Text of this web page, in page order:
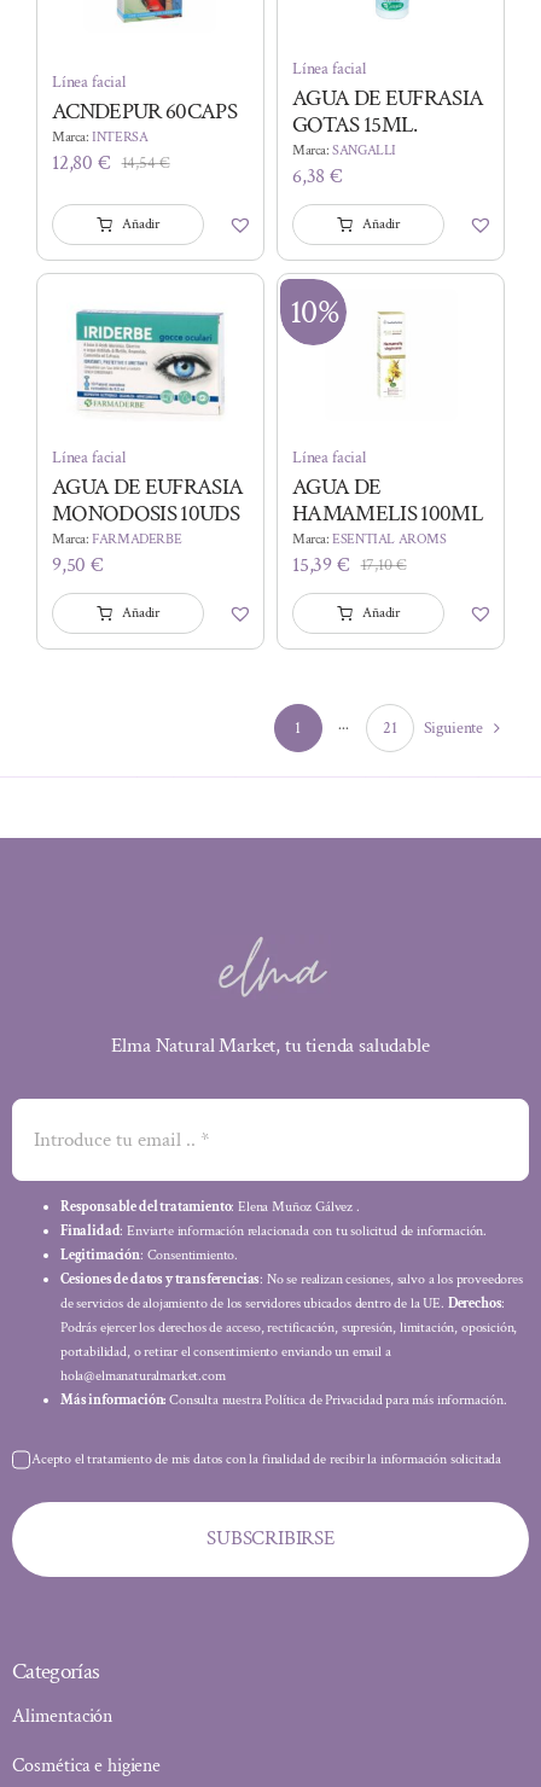
Línea facial
ACNDEPUR 60CAPS
Marca:INTERSA
14,54€El
precio
original
era:
14,54 €.
12,80 €
El
precio
actual
es:
12,80 €.
Añadir
Línea facial
AGUA DE EUFRASIA
GOTAS 15ML.
Marca:SANGALLI
6,38€
Añadir
Línea facial
AGUA DE EUFRASIA
MONODOSIS 10UDS
Marca:FARMADERBE
9,50€
Añadir
10%
Línea facial
AGUA DE
HAMAMELIS 100ML
Marca:ESENTIAL AROMS
17,10€El
precio
original
era:
15,39€
El
precio
actual
es:
Añadir
1 ··· 21 Siguiente
Elma Natural Market, tu tienda saludable
Responsable del tratamiento: Elena Muñoz Gálvez .
Finalidad: Enviarte información relacionada con tu solicitud de información.
Legitimación: Consentimiento.
Cesiones de datos y transferencias: No se realizan cesiones, salvo a los proveedores
de servicios de alojamiento de los servidores ubicados dentro de la UE. Derechos:
Podrás ejercer los derechos de acceso, rectificación, supresión, limitación, oposición,
portabilidad, o retirar el consentimiento enviando un email a
hola@elmanaturalmarket.com
Más información: Consulta nuestra Política de Privacidad para más información.
Acepto el tratamiento de mis datos con la finalidad de recibir la información solicitada
SUBSCRIBIRSE
Categorías
Alimentación
Cosmética e higiene